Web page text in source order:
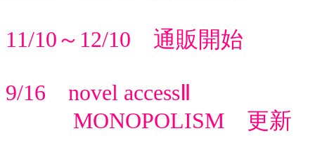
11/10～12/10 通販開始
9/16 novel accessⅡ
MONOPOLISM 更新